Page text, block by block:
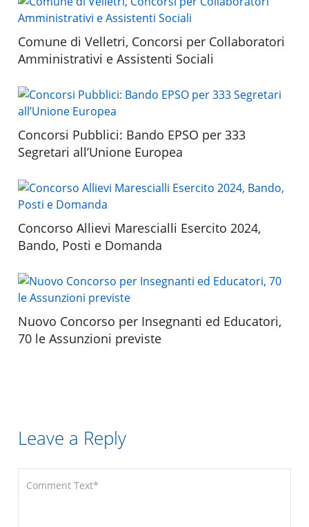
Comune di Velletri, Concorsi per Collaboratori
Amministrativi e Assistenti Sociali
Concorsi Pubblici: Bando EPSO per 333
Segretari all’Unione Europea
Concorso Allievi Marescialli Esercito 2024,
Bando, Posti e Domanda
Nuovo Concorso per Insegnanti ed Educatori,
70 le Assunzioni previste
Leave a Reply